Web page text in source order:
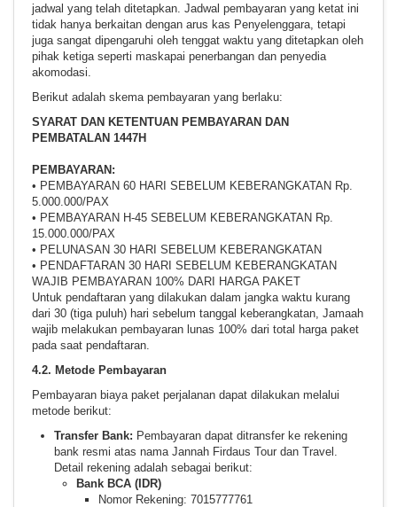
jadwal yang telah ditetapkan. Jadwal pembayaran yang ketat ini
tidak hanya berkaitan dengan arus kas Penyelenggara, tetapi
juga sangat dipengaruhi oleh tenggat waktu yang ditetapkan oleh
pihak ketiga seperti maskapai penerbangan dan penyedia
akomodasi.
Berikut adalah skema pembayaran yang berlaku:
SYARAT DAN KETENTUAN PEMBAYARAN DAN
PEMBATALAN 1447H
PEMBAYARAN:
• PEMBAYARAN 60 HARI SEBELUM KEBERANGKATAN Rp.
5.000.000/PAX
• PEMBAYARAN H-45 SEBELUM KEBERANGKATAN Rp.
15.000.000/PAX
• PELUNASAN 30 HARI SEBELUM KEBERANGKATAN
• PENDAFTARAN 30 HARI SEBELUM KEBERANGKATAN
WAJIB PEMBAYARAN 100% DARI HARGA PAKET
Untuk pendaftaran yang dilakukan dalam jangka waktu kurang
dari 30 (tiga puluh) hari sebelum tanggal keberangkatan, Jamaah
wajib melakukan pembayaran lunas 100% dari total harga paket
pada saat pendaftaran.
4.2. Metode Pembayaran
Pembayaran biaya paket perjalanan dapat dilakukan melalui
metode berikut:
Transfer Bank: Pembayaran dapat ditransfer ke rekening
bank resmi atas nama Jannah Firdaus Tour dan Travel.
Detail rekening adalah sebagai berikut:
Bank BCA (IDR)
Nomor Rekening: 7015777761